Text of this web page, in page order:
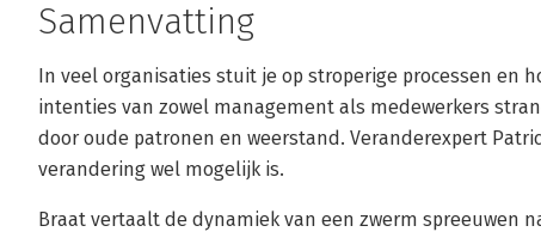
Samenvatting
In veel organisaties stuit je op stroperige processen en
intenties van zowel management als medewerkers
door oude patronen en weerstand. Veranderexpert
verandering wel mogelijk is.
Braat vertaalt de dynamiek van een zwerm spreeuwen